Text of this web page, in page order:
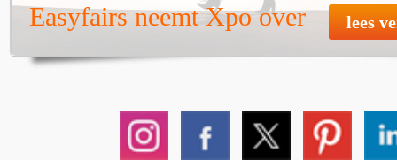
Easyfairs neemt Xpo over lees